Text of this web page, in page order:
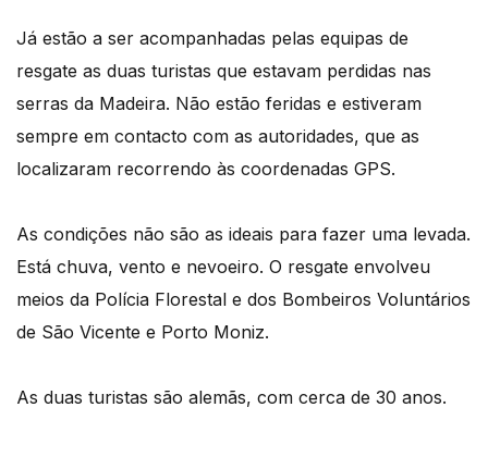
Já estão a ser acompanhadas pelas equipas de
resgate as duas turistas que estavam perdidas nas
serras da Madeira. Não estão feridas e estiveram
sempre em contacto com as autoridades, que as
localizaram recorrendo às coordenadas GPS.
As condições não são as ideais para fazer uma levada.
Está chuva, vento e nevoeiro. O resgate envolveu
meios da Polícia Florestal e dos Bombeiros Voluntários
de São Vicente e Porto Moniz.
As duas turistas são alemãs, com cerca de 30 anos.